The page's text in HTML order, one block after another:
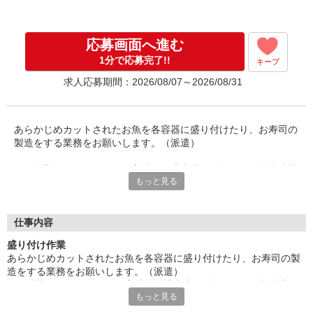
応募画面へ進む
1分で応募完了!! キープ
求人応募期間：2026/08/07～2026/08/31
あらかじめカットされたお魚を各容器に盛り付けたり、お寿司の
製造をする業務をお願いします。（派遣）
（年末・お盆等）勤務可能な方必見です。
給与即払いサービスは就業状況によって利用できないケースがご
『テクノ・サービス』は、派遣業界大手スタッフサービスグルー
プです。
全国にあるお仕事の中から、一人ひとりのスキルや希望条件に応
じたお仕事をご案内します。
もっと見る
仕事内容
盛り付け作業
あらかじめカットされたお魚を各容器に盛り付けたり、お寿司の製
造をする業務をお願いします。（派遣）
（年末・お盆等）勤務可能な方必見です。
もっと見る